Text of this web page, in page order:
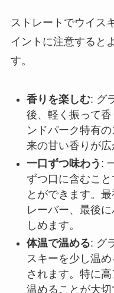
ストレートでウイス
イントに注意すると
す。
香りを楽しむ: グ
後、軽く振って
ンドパーク特有
来の甘い香りが広
一口ずつ味わう :
ずつ口に含むこ
とができます。
レーバー、最後
しめます。
体温で温める: グ
スキーを少し温
されます。特に
温めることが大切